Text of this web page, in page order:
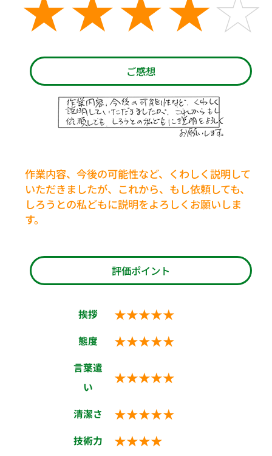
ご感想
作業内容、今後の可能性など、くわしく説明して
いただきましたが、これから、もし依頼しても、
しろうとの私どもに説明をよろしくお願いしま
す。
評価ポイント
挨拶 ★★★★★
態度 ★★★★★
言葉遣
い
★★★★★
清潔さ ★★★★★
技術力 ★★★★